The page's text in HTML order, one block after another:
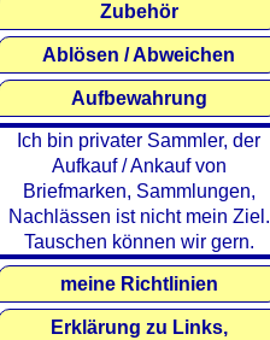
Zubehör
Ablösen / Abweichen
Aufbewahrung
Ich bin privater Sammler, der
Aufkauf / Ankauf von
Briefmarken, Sammlungen,
Nachlässen ist nicht mein Ziel.
Tauschen können wir gern.
meine Richtlinien
Erklärung zu Links,